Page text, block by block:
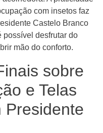
com insetos faz
Castelo Branco
possível desfrutar do
mão do conforto.
sobre
e Telas
Presidente